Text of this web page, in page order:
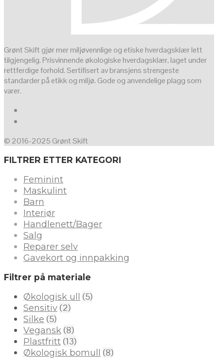
Grønt Skift gjør mer miljøvennlige og etiske hverdagsklær lett
tilgjengelig. Prisvinnende økologiske hverdagsklær, laget under
rettferdige forhold. Sertifisert av bransjens strengeste
standarder på etikk og miljø. Gode og anvendelige plagg som
varer.
© 2016-2025 Grønt Skift
FILTRER ETTER KATEGORI
Feminint
Maskulint
Barn
Interiør
Handlenett/Bager
Salg
Reparer selv
Gavekort og innpakking
Filtrer på materiale
Økologisk ull (5)
Sensitiv (2)
Silke (5)
Vegansk (8)
Plastfritt (13)
Økologisk bomull (8)